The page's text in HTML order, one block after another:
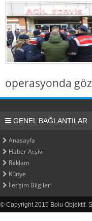
operasyonda
GENEL BAĞLANTILAR
Anasayfa
Haber Arşivi
Reklam
Künye
İletişim Bilgileri
© Copyright 2015 Bolu Objektif.